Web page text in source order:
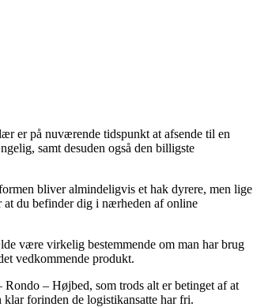
er på nuværende tidspunkt at afsende til en
samt desuden også den billigste
bliver almindeligvis et hak dyrere, men lige
at du befinder dig i nærheden af online
være virkelig bestemmende om man har brug
vedkommende produkt.
– Højbed, som trods alt er betinget af at
klar forinden de logistikansatte har fri.